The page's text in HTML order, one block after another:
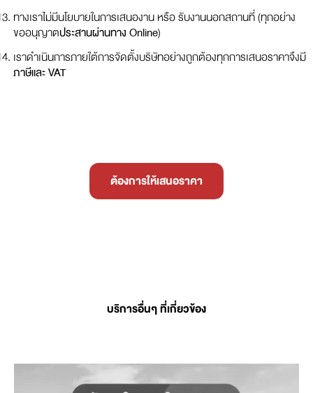
ทางเราไม่มีนโยบายในการเสนองาน หรือ รับงานนอกสถานที่ (ทุกอย่าง
ขออนุญาตประสานผ่านทาง Online)
เราดำเนินการภายใต้การจัดตั้งบริษัทอย่างถูกต้องทุกการเสนอราคาจึงมี
ภาษีและ VAT
ต้องการให้เสนอราคา
บริการอื่นๆ ที่เกี่ยวข้อง